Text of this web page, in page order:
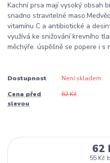
Kachní prsa mají vysoký obsah
snadno stravitelné
vitamínu C a antibiotické a
využívá ke snižování krevního
měchýře. úspěšně se popere i s
Dostupnost Není skladem
Cena před
slevou
62 Kč
62
55 Kč